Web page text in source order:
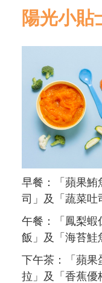
陽光小貼
早餐：「蘋果鮪
司」及「蔬菜吐
午餐：「鳳梨蝦
飯」及「海苔鮭
下午茶：「蘋果
拉」及「香蕉優